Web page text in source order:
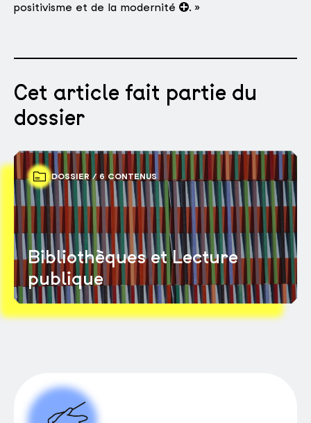
positivisme et de la modernité
. »
Cet article fait partie du
dossier
DOSSIER / 6 CONTENUS
Bibliothèques et Lecture
publique